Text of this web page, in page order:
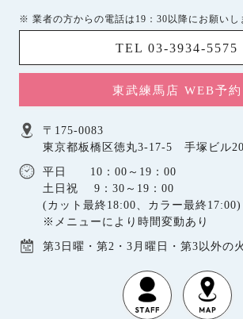
※ 業者の方からの電話は19：30以降にお願いし
TEL 03-3934-5575
東武練馬店 WEB予約
〒175-0083
東京都板橋区徳丸3-17-5 手塚ビル
平日 10：00～19：00
土日祝 9：30～19：00
(カット最終18:00、カラー最終17:00)
※メニューにより時間変動あり
第3日曜・第2・3月曜日・第3以外の